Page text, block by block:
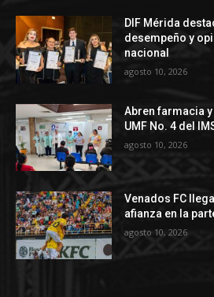
DIF Mérida
desempeño y
nacional
agosto 10, 2026
Abren farmacia
UMF No. 4 del
agosto 10, 2026
Venados FC
afianza en la
agosto 10, 2026